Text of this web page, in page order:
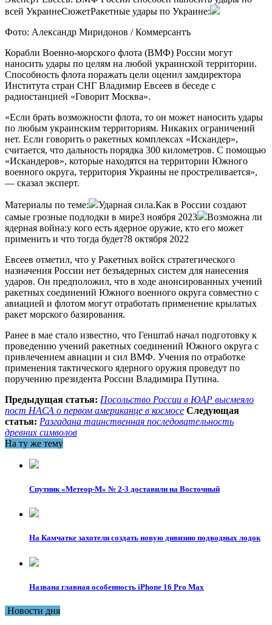
всей УкраинеСюжетРакетные удары по Украине:
Фото: Александр Миридонов / Коммерсантъ
Корабли Военно-морского флота (ВМФ) России могут
наносить удары по целям на любой украинской территории.
Способность флота поражать цели оценил замдиректора
Института стран СНГ Владимир Евсеев в беседе с
радиостанцией «Говорит Москва».
«Если брать возможности флота, то он может наносить удары
по любым украинским территориям. Никаких ограничений
нет. Если говорить о ракетных комплексах «Искандер»,
считается, что дальность порядка 300 километров. С помощью
«Искандеров», которые находятся на территории Южного
военного округа, территория Украины не простреливается»,
— сказал эксперт.
Материалы по теме:
Ударная сила.Как в России создают
самые грозные подлодки в мире3 ноября 2023
Возможна ли
ядерная война:у кого есть ядерное оружие, кто его может
применить и что тогда будет?8 октября 2022
Евсеев отметил, что у Ракетных войск стратегического
назначения России нет безъядерных систем для нанесения
ударов. Он предположил, что в ходе анонсированных учений
ракетных соединений Южного военного округа совместно с
авиацией и флотом могут отработать применение крылатых
ракет морского базирования.
Ранее в мае стало известно, что Генштаб начал подготовку к
проведению учений ракетных соединений Южного округа с
привлечением авиации и сил ВМФ. Учения по отработке
применения тактического ядерного оружия проведут по
поручению президента России Владимира Путина.
Предыдущая статья: Посольство России в ЮАР высмеяло
пост НАСА о первом американце в космосе Следующая
статья: Разгадана таинственная последовательность
древних символов
На ту же тему
Спутник «Метеор-М» № 2-3 доставили на Восточный
На Камчатке захотели создать новую дивизию подводных лодок
Названа главная особенность iPhone 16 Pro Max
Новости дня